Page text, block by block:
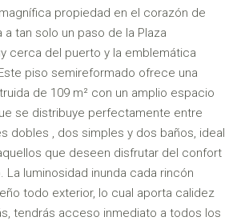
propiedad en el corazón de
a tan solo un paso de la Plaza
cerca del puerto y la emblemática
piso semireformado ofrece una
de 109 m² con un amplio espacio
se distribuye perfectamente entre
dobles , dos simples y dos baños, ideal
que deseen disfrutar del confort
La luminosidad inunda cada rincón
todo exterior, lo cual aporta calidez
tendrás acceso inmediato a todos los